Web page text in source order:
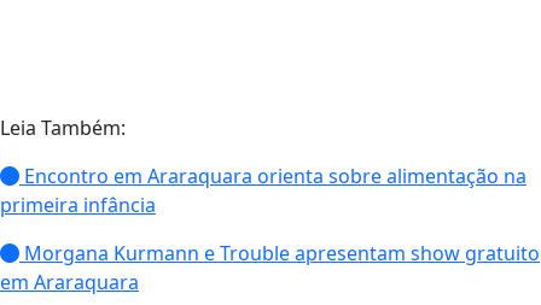
Leia Também:
Encontro em Araraquara orienta sobre alimentação na
primeira infância
Morgana Kurmann e Trouble apresentam show gratuito
em Araraquara